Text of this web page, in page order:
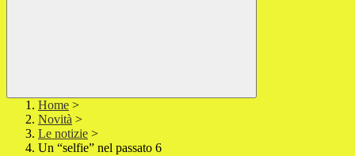
Home >
Novità >
Le notizie >
Un “selfie” nel passato 6